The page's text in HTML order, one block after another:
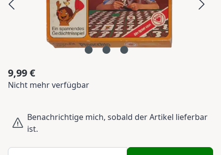
Regulärer Preis:
9,99 €
Nicht mehr verfügbar
Benachrichtige mich, sobald der Artikel lieferbar
ist.